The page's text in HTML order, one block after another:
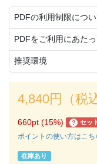
PDFの利用制限につ
PDFをご利用にあた
推奨環境
4,840円（税
660pt (15%) ? セッ
ポイントの使い方はこち
在庫あり